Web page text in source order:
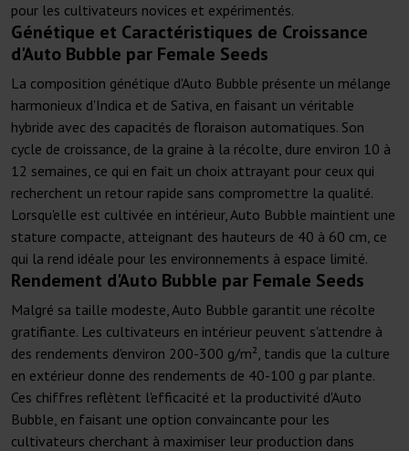
pour les cultivateurs novices et expérimentés.
Génétique et Caractéristiques de Croissance
d'Auto Bubble par Female Seeds
La composition génétique d'Auto Bubble présente un mélange
harmonieux d'Indica et de Sativa, en faisant un véritable
hybride avec des capacités de floraison automatiques. Son
cycle de croissance, de la graine à la récolte, dure environ 10 à
12 semaines, ce qui en fait un choix attrayant pour ceux qui
recherchent un retour rapide sans compromettre la qualité.
Lorsqu'elle est cultivée en intérieur, Auto Bubble maintient une
stature compacte, atteignant des hauteurs de 40 à 60 cm, ce
qui la rend idéale pour les environnements à espace limité.
Rendement d'Auto Bubble par Female Seeds
Malgré sa taille modeste, Auto Bubble garantit une récolte
gratifiante. Les cultivateurs en intérieur peuvent s'attendre à
des rendements d'environ 200-300 g/m², tandis que la culture
en extérieur donne des rendements de 40-100 g par plante.
Ces chiffres reflètent l'efficacité et la productivité d'Auto
Bubble, en faisant une option convaincante pour les
cultivateurs cherchant à maximiser leur production dans